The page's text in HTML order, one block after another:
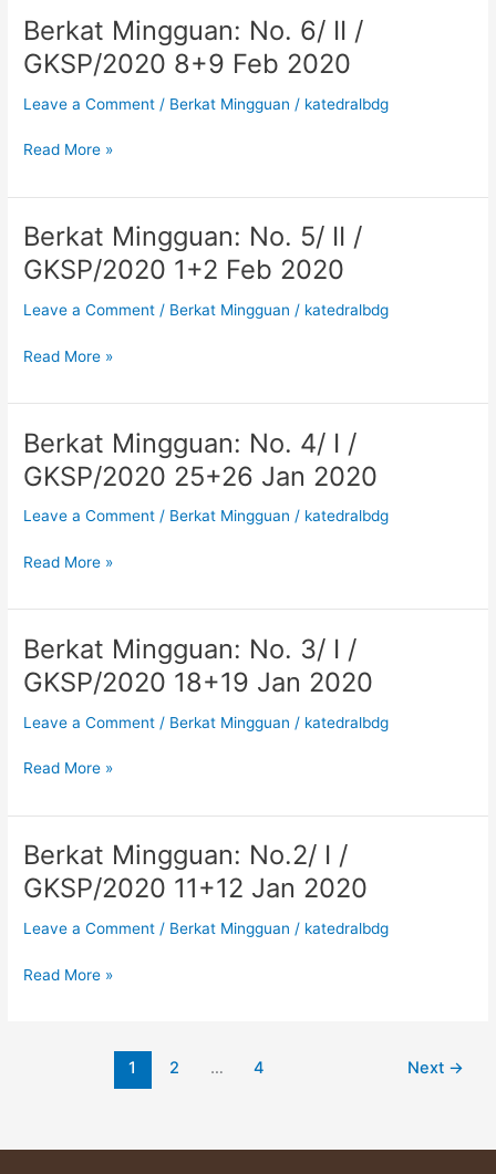
2020
Berkat Mingguan: No. 6/ II /
GKSP/2020 8+9 Feb 2020
Leave a Comment / Berkat Mingguan / katedralbdg
Berkat
Mingguan:
No.
6/
/
8+9
2020
Read More »
Berkat Mingguan: No. 5/ II /
GKSP/2020 1+2 Feb 2020
Leave a Comment / Berkat Mingguan / katedralbdg
Berkat
Mingguan:
No.
5/
/
1+2
2020
Read More »
Berkat Mingguan: No. 4/ I /
GKSP/2020 25+26 Jan 2020
Leave a Comment / Berkat Mingguan / katedralbdg
Berkat
Mingguan:
No.
4/
/
25+26
2020
Read More »
Berkat Mingguan: No. 3/ I /
GKSP/2020 18+19 Jan 2020
Leave a Comment / Berkat Mingguan / katedralbdg
Berkat
Mingguan:
No.
3/
/
18+19
2020
Read More »
Berkat Mingguan: No.2/ I /
GKSP/2020 11+12 Jan 2020
Leave a Comment / Berkat Mingguan / katedralbdg
Berkat
Mingguan:
No.2/
I
GKSP/2020
Read More »
1 2 … 4 Next →